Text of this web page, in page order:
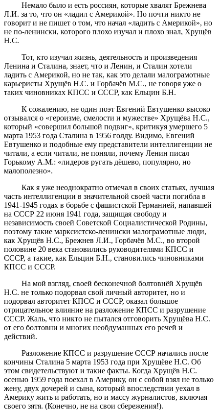
Немало было и есть россиян, которые хвалят Брежнева
Л.И. за то, что он «ладил с Америкой». Но почти никто не
говорит и не пишет о том, что начал «ладить с Америкой», но
не по-ленински, которого плохо изучал и плохо знал, Хрущёв
Н.С.
Тот, кто изучал жизнь, деятельность и произведения
Ленина и Сталина, знает, что и Ленин, и Сталин хотели
ладить с Америкой, но не так, как это делали малограмотные
карьеристы Хрущёв Н.С. и Горбачёв М.С., не говоря уже о
таких чиновниках КПСС и СССР, как Ельцин Б.Н.
К сожалению, не один поэт Евгений Евтушенко высоко
отзывался о «героизме, смелости и мужестве» Хрущёва Н.С.,
который «совершил большой подвиг», критикуя умершего 5
марта 1953 года Сталина в 1956 голду. Видимо, Евгений
Евтушенко и подобные ему представители интеллигенции не
читали, а если читали, не поняли, почему Ленин писал
Горькому А.М.: «лидеров ругать дёшево, популярно, но
малополезно».
Как я уже неоднократно отмечал в своих статьях, лучшая
часть интеллигенции в значительной своей части погибла в
1941-1945 годах в борьбе с фашистской Германией, напавшей
на СССР 22 июня 1941 года, защищая свободу и
независимость своей Советской Социалистической Родины,
поэтому такие марксистско-ленински малограмотные люди,
как Хрущёв Н.С., Брежнев Л.И., Горбачёв М.С., во второй
половине 20 века становились руководителями КПСС и
СССР, а такие, как Ельцин Б.Н., становились чиновниками
КПСС и СССР.
На мой взгляд, своей бесконечной болтовнёй Хрущёв
Н.С. не только подорвал свой личный авторитет, но и
подорвал авторитет КПСС и СССР, оказал большое
отрицательное влияние на разложение КПСС и разрушение
СССР. Жаль, что никто не пытался отговорить Хрущёва Н.С.
от его болтовни и многих необдуманных его речей и
действий.
Разложение КПСС и разрушение СССР начались после
кончины Сталина 5 марта 1953 года при Хрущёве Н.С. Об
этом свидетельствуют и такие факты. Когда Хрущёв Н.С.
осенью 1959 года поехал в Америку, он с собой взял не только
жену, двух дочерей и сына, который впоследствии уехал в
Америку жить и работать, но и массу журналистов, включая
своего зятя. (Конечно, не на свои сбережения!).